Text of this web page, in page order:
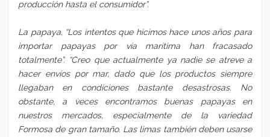
producción hasta el consumidor”.
La papaya, “Los intentos que hicimos hace unos años para
importar papayas por vía marítima han fracasado
totalmente”. “Creo que actualmente ya nadie se atreve a
hacer envíos por mar, dado que los productos siempre
llegaban en condiciones bastante desastrosas. No
obstante, a veces encontramos buenas papayas en
nuestros mercados, especialmente de la variedad
Formosa de gran tamaño. Las limas también deben usarse